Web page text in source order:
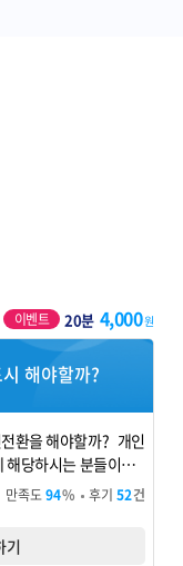
이벤트 20분 4,000원
해야할까?
환을 해야할까? 개인
해당하시는 분들이라
법인전환에 따른 장점
만족도94% 후기 52건
기